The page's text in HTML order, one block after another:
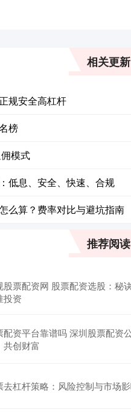
相关更新
规安全高杠杆
榜
模式
低息、安全、快速、合规
么算？费率对比与避坑指南
推荐阅读
股票配资网 股票配资选股：秘
投资
配资平台靠谱吗 深圳股票配资
共创财富
去杠杆策略：风险控制与市场